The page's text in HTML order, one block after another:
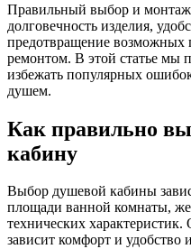
Правильный выбор и
долговечность изделия,
предотвращение возможных
ремонтом. В этой статье мы
избежать популярных
душем.
Как правильно
кабину
Выбор душевой кабины
площади ванной комнаты,
технических
зависит комфорт и удобство